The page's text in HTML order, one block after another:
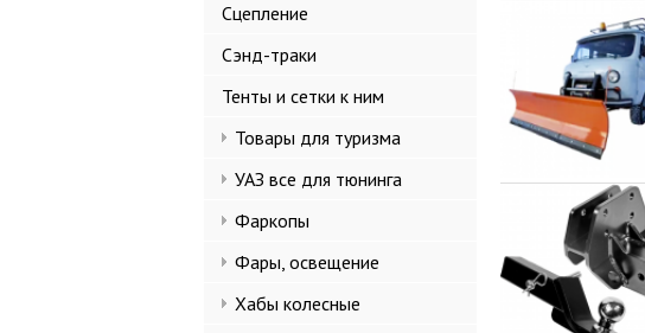
Сцепление
Сэнд-траки
Тенты и сетки к ним
Товары для туризма
УАЗ все для тюнинга
Фаркопы
Фары, освещение
Хабы колесные